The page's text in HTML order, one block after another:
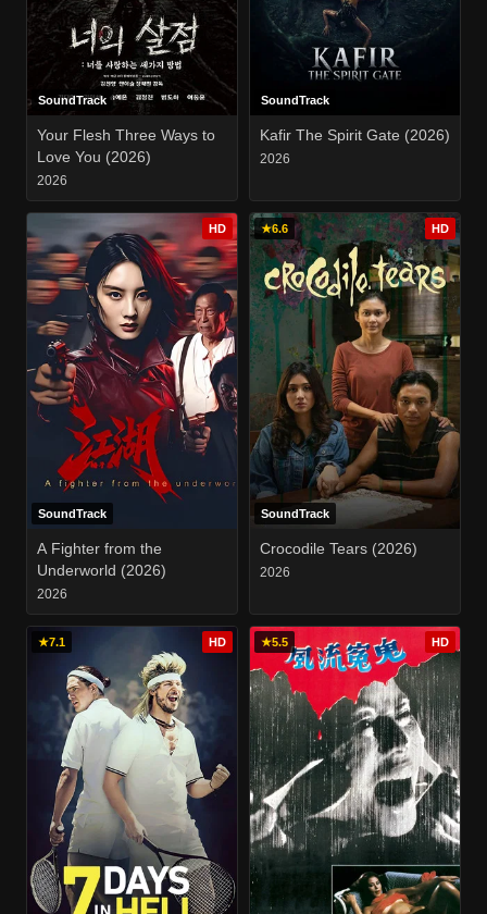
SoundTrack
Your Flesh Three Ways to
Love You (2026)
2026
SoundTrack
Kafir The Spirit Gate (2026)
2026
HD
SoundTrack
A Fighter from the
Underworld (2026)
2026
★6.6 HD
SoundTrack
Crocodile Tears (2026)
2026
★7.1 HD ★5.5 HD